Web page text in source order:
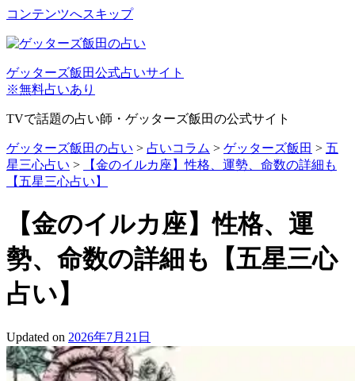
コンテンツへスキップ
ゲッターズ飯田公式占いサイト
※無料占いあり
TVで話題の占い師・ゲッターズ飯田の公式サイト
ゲッターズ飯田の占い > 占いコラム > ゲッターズ飯田 > 五
星三心占い >
【金のイルカ座】性格、運勢、命数の詳細も
【五星三心占い】
【金のイルカ座】性格、運
勢、命数の詳細も【五星三心
占い】
Updated on 2026年7月21日